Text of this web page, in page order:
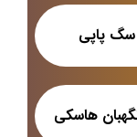
سگ پاپی
هاسکی